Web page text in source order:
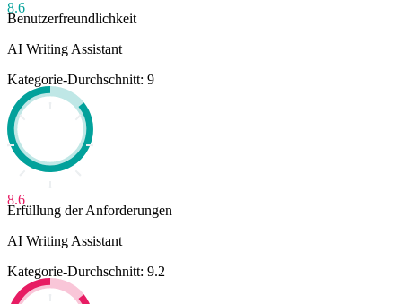
8.6
Benutzerfreundlichkeit
AI Writing Assistant
Kategorie-Durchschnitt: 9
8.6
Erfüllung der Anforderungen
AI Writing Assistant
Kategorie-Durchschnitt: 9.2